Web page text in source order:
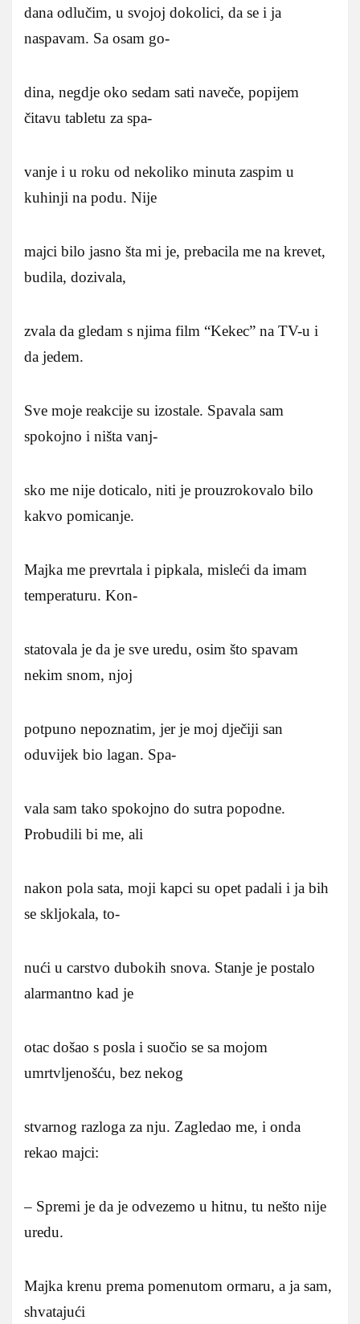
dana odlučim, u svojoj dokolici, da se i ja
naspavam. Sa osam go-
dina, negdje oko sedam sati naveče, popijem
čitavu tabletu za spa-
vanje i u roku od nekoliko minuta zaspim u
kuhinji na podu. Nije
majci bilo jasno šta mi je, prebacila me na krevet,
budila, dozivala,
zvala da gledam s njima film “Kekec” na TV-u i
da jedem.
Sve moje reakcije su izostale. Spavala sam
spokojno i ništa vanj-
sko me nije doticalo, niti je prouzrokovalo bilo
kakvo pomicanje.
Majka me prevrtala i pipkala, misleći da imam
temperaturu. Kon-
statovala je da je sve uredu, osim što spavam
nekim snom, njoj
potpuno nepoznatim, jer je moj dječiji san
oduvijek bio lagan. Spa-
vala sam tako spokojno do sutra popodne.
Probudili bi me, ali
nakon pola sata, moji kapci su opet padali i ja bih
se skljokala, to-
nući u carstvo dubokih snova. Stanje je postalo
alarmantno kad je
otac došao s posla i suočio se sa mojom
umrtvljenošću, bez nekog
stvarnog razloga za nju. Zagledao me, i onda
rekao majci:
– Spremi je da je odvezemo u hitnu, tu nešto nije
uredu.
Majka krenu prema pomenutom ormaru, a ja sam,
shvatajući